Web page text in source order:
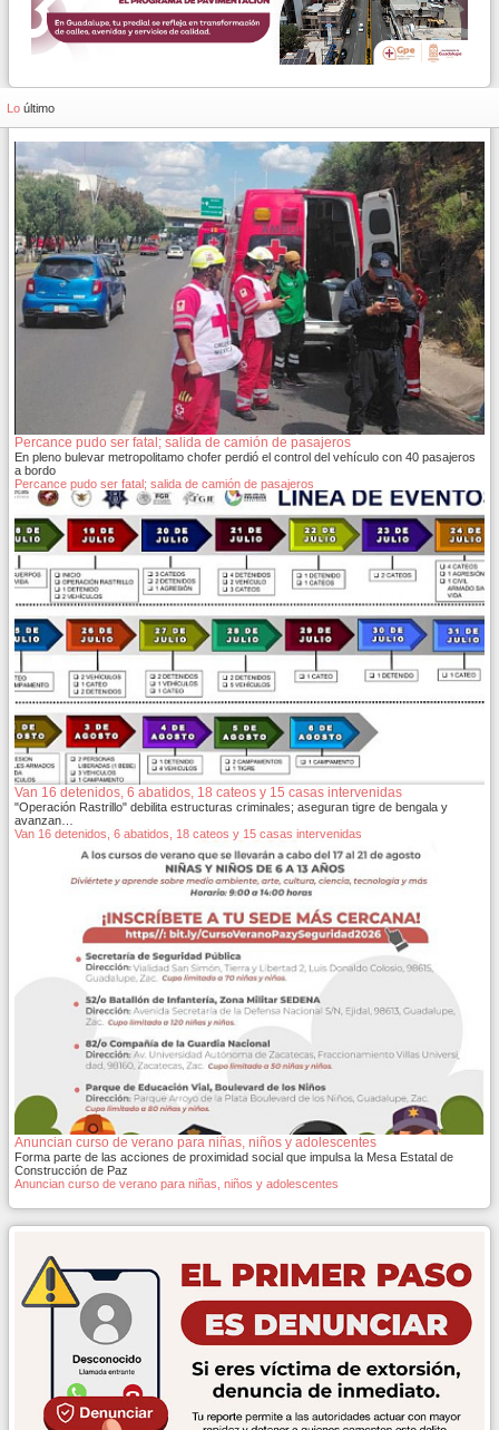
Lo último
Percance pudo ser fatal; salida de camión de pasajeros
En pleno bulevar metropolitamo chofer perdió el control del vehículo con 40 pasajeros
a bordo
Percance pudo ser fatal; salida de camión de pasajeros
Van 16 detenidos, 6 abatidos, 18 cateos y 15 casas intervenidas
"Operación Rastrillo" debilita estructuras criminales; aseguran tigre de bengala y
avanzan…
Van 16 detenidos, 6 abatidos, 18 cateos y 15 casas intervenidas
Anuncian curso de verano para niñas, niños y adolescentes
Forma parte de las acciones de proximidad social que impulsa la Mesa Estatal de
Construcción de Paz
Anuncian curso de verano para niñas, niños y adolescentes